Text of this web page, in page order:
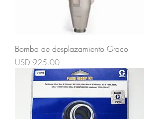
Bomba de desplazamiento Graco
Precio
USD 925.00